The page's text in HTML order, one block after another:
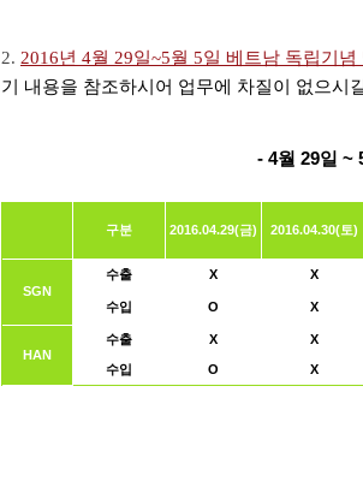
2. 2016년 4월 29일~5월 5일 베트남 독립기
기 내용을 참조하시어 업무에 차질이 없으시
- 4월 29일 ~
구분 2016.04.29(금) 2016.04.30(토)
SGN
수출 X X
수입 O X
HAN
수출 X X
수입 O X